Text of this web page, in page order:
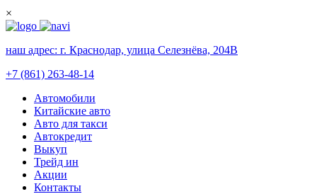
×
наш адрес: г. Краснодар, улица Селезнёва, 204В
+7 (861) 263-48-14
Автомобили
Китайские авто
Авто для такси
Автокредит
Выкуп
Трейд ин
Акции
Контакты